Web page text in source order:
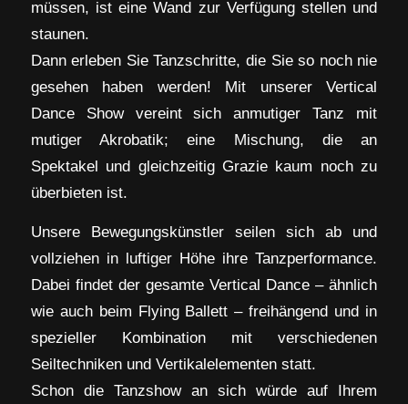
müssen, ist eine Wand zur Verfügung stellen und
staunen.
Dann erleben Sie Tanzschritte, die Sie so noch nie
gesehen haben werden! Mit unserer Vertical
Dance Show vereint sich anmutiger Tanz mit
mutiger Akrobatik; eine Mischung, die an
Spektakel und gleichzeitig Grazie kaum noch zu
überbieten ist.
Unsere Bewegungskünstler seilen sich ab und
vollziehen in luftiger Höhe ihre Tanzperformance.
Dabei findet der gesamte Vertical Dance – ähnlich
wie auch beim Flying Ballett – freihängend und in
spezieller Kombination mit verschiedenen
Seiltechniken und Vertikalelementen statt.
Schon die Tanzshow an sich würde auf Ihrem